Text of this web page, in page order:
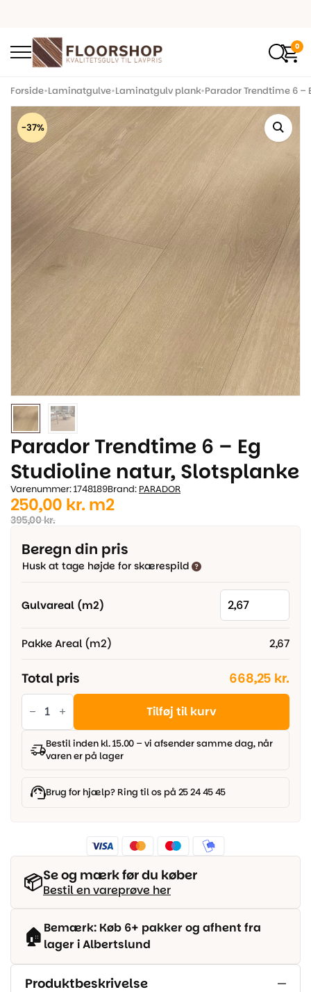
0
Forside•Laminatgulve•Laminatgulv plank•Parador Trendtime 6 –
-37%
Parador Trendtime 6 – Eg
Studioline natur, Slotsplanke
Varenummer: 1748189Brand: PARADOR
395,00kr.
Den
oprindelige
pris
var:
250,00 kr.
Den
aktuelle
pris
er:
m2
Beregn din pris
Husk at tage højde for skærespild
Gulvareal (m2)
Pakke Areal (m2) 2,67
Total pris 668,25 kr.
Parador
Trendtime
-
Studioline
natur,
Tilføj til kurv
Bestil inden kl. 15.00 – vi afsender samme dag, når
varen er på lager
Brug for hjælp? Ring til os på 25 24 45 45
📦Se og mærk før du køber
Bestil en vareprøve her
🏠 Bemærk: Køb 6+ pakker og afhent fra
lager i Albertslund
Produktbeskrivelse